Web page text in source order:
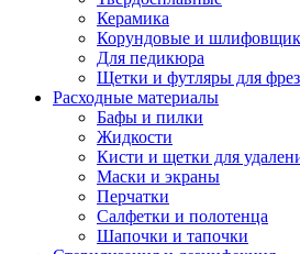
Керамика
Корундовые и
Для педикюра
Щетки и футляры для фрез
Расходные материалы
Бафы и пилки
Жидкости
Кисти и щетки для
Маски и экраны
Перчатки
Салфетки и полотенца
Шапочки и тапочки